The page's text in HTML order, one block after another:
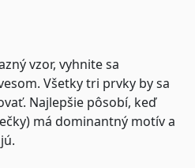
vzor, vyhnite sa
Všetky tri prvky by sa
Najlepšie pôsobí, keď
má dominantný motív a